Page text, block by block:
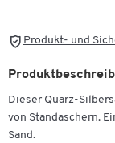
Produkt- und
Dieser Quarz-
von Standaschern.
Sand.